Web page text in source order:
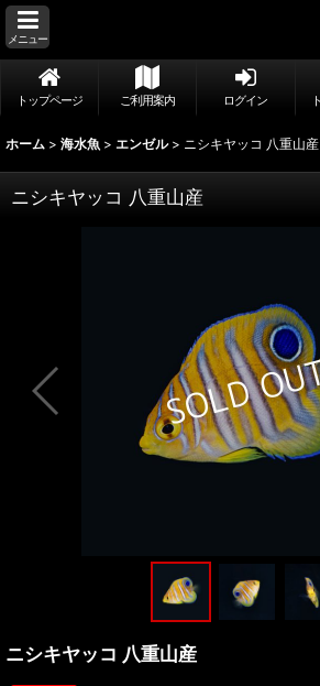
メニュー
トップページ ご利用案内 ログイン
ホーム > 海水魚 > エンゼル > ニシキヤッコ 八重山
ニシキヤッコ 八重山産
ニシキヤッコ 八重山産